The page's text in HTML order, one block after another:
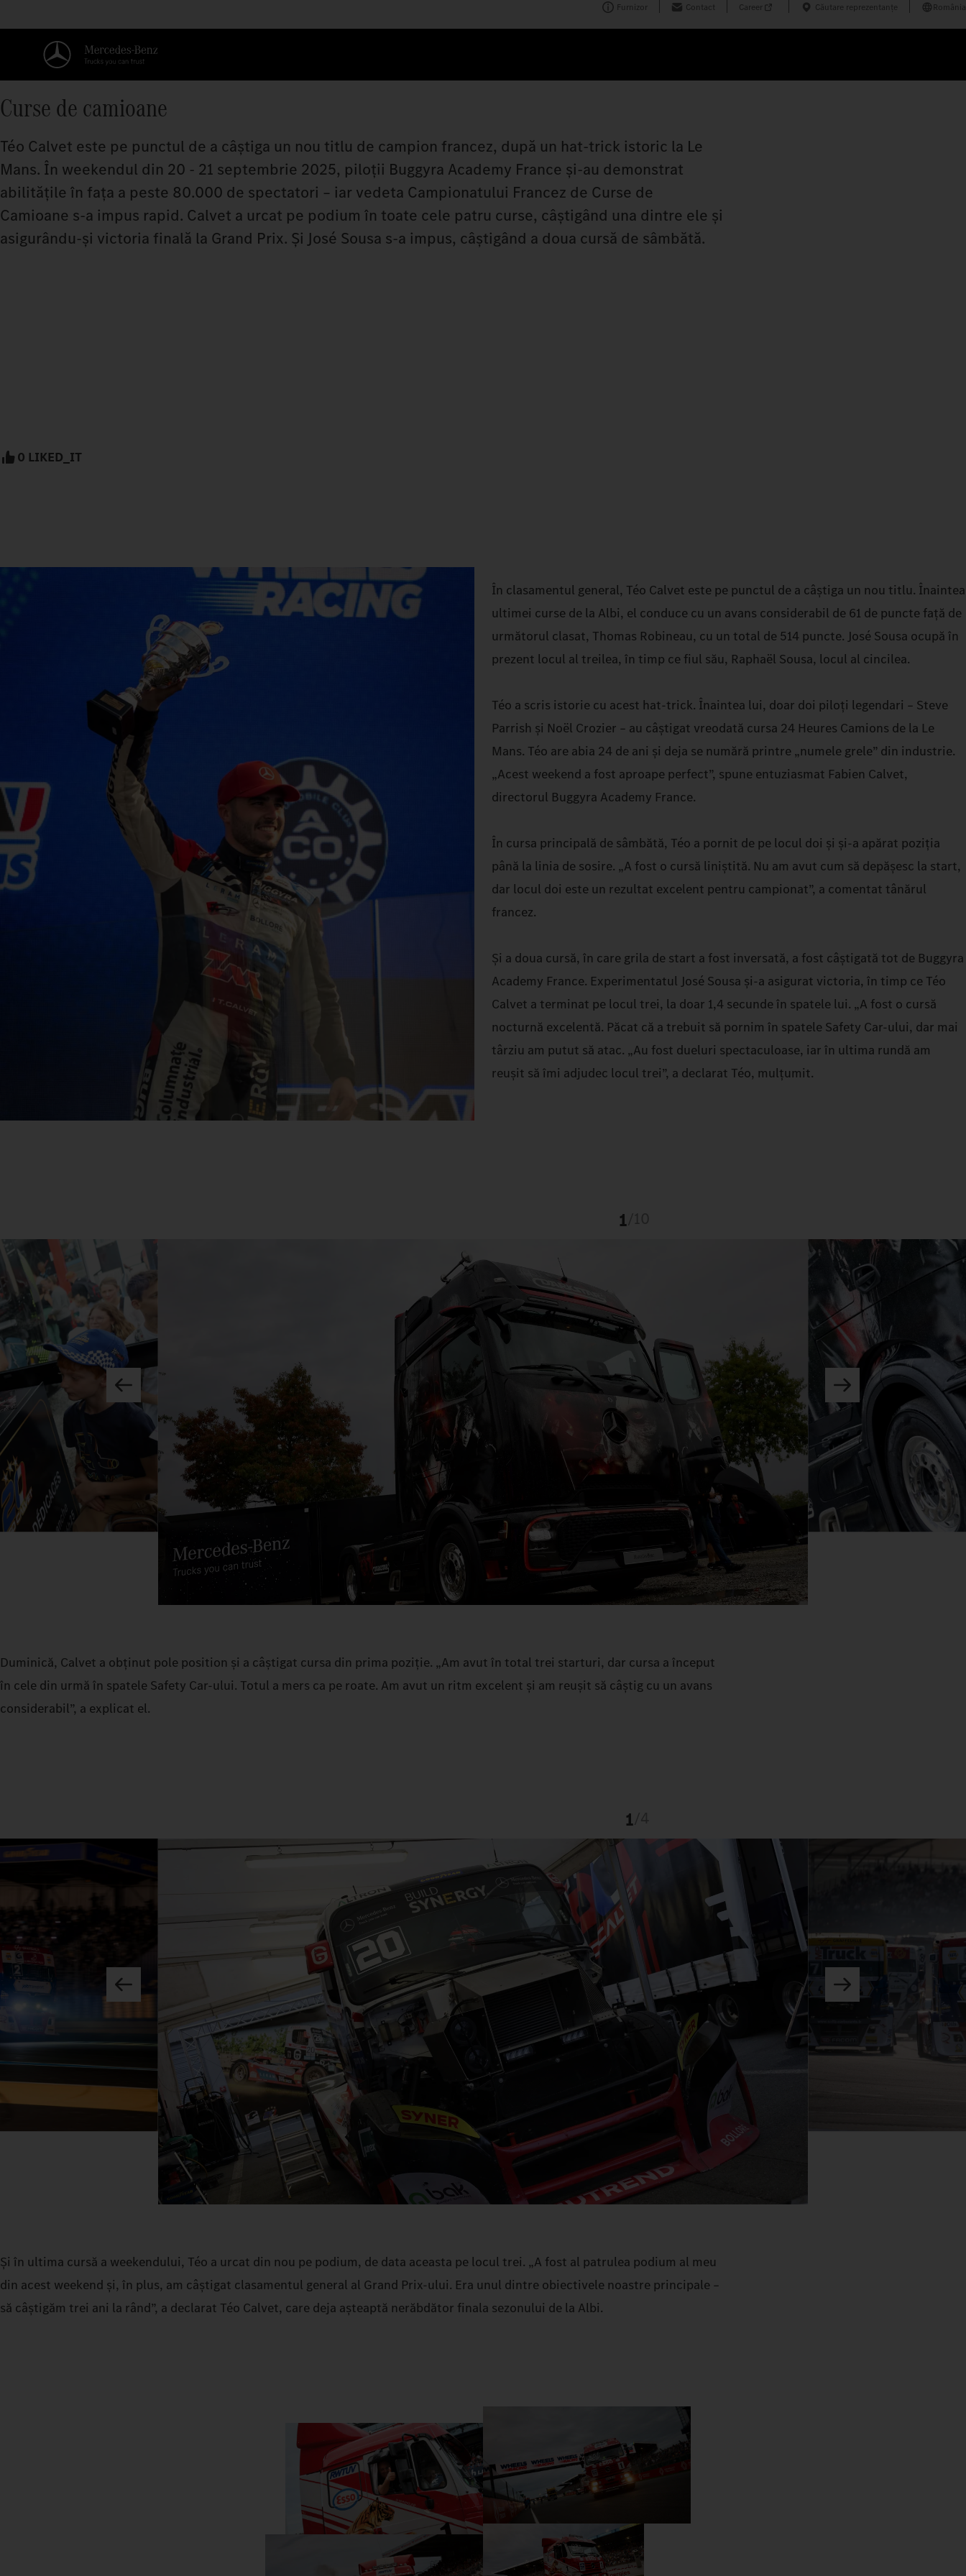
Furnizor Contact Career Căutare reprezentanțe România
Curse de camioane
Téo Calvet este pe punctul de a câștiga un nou titlu de campion francez, după un hat-trick istoric la Le
Mans. În weekendul din 20 - 21 septembrie 2025, piloții Buggyra Academy France și-au demonstrat
abilitățile în fața a peste 80.000 de spectatori – iar vedeta Campionatului Francez de Curse de
Camioane s-a impus rapid. Calvet a urcat pe podium în toate cele patru curse, câștigând una dintre ele și
asigurându-și victoria finală la Grand Prix. Și José Sousa s-a impus, câștigând a doua cursă de sâmbătă.
0 LIKED_IT
În clasamentul general, Téo Calvet este pe punctul de a câștiga un nou titlu. Înaintea
ultimei curse de la Albi, el conduce cu un avans considerabil de 61 de puncte față de
următorul clasat, Thomas Robineau, cu un total de 514 puncte. José Sousa ocupă în
prezent locul al treilea, în timp ce fiul său, Raphaël Sousa, locul al cincilea.
Téo a scris istorie cu acest hat-trick. Înaintea lui, doar doi piloți legendari – Steve
Parrish și Noël Crozier – au câștigat vreodată cursa 24 Heures Camions de la Le
Mans. Téo are abia 24 de ani și deja se numără printre „numele grele” din industrie.
„Acest weekend a fost aproape perfect”, spune entuziasmat Fabien Calvet,
directorul Buggyra Academy France.
În cursa principală de sâmbătă, Téo a pornit de pe locul doi și și-a apărat poziția
până la linia de sosire. „A fost o cursă liniștită. Nu am avut cum să depășesc la start,
dar locul doi este un rezultat excelent pentru campionat”, a comentat tânărul
francez.
Și a doua cursă, în care grila de start a fost inversată, a fost câștigată tot de Buggyra
Academy France. Experimentatul José Sousa și-a asigurat victoria, în timp ce Téo
Calvet a terminat pe locul trei, la doar 1,4 secunde în spatele lui. „A fost o cursă
nocturnă excelentă. Păcat că a trebuit să pornim în spatele Safety Car-ului, dar mai
târziu am putut să atac. „Au fost dueluri spectaculoase, iar în ultima rundă am
reușit să îmi adjudec locul trei”, a declarat Téo, mulțumit.
1
Duminică, Calvet a obținut pole position și a câștigat cursa din prima poziție. „Am avut în total trei starturi, dar cursa a început
în cele din urmă în spatele Safety Car-ului. Totul a mers ca pe roate. Am avut un ritm excelent și am reușit să câștig cu un avans
considerabil”, a explicat el.
1
Și în ultima cursă a weekendului, Téo a urcat din nou pe podium, de data aceasta pe locul trei. „A fost al patrulea podium al meu
din acest weekend și, în plus, am câștigat clasamentul general al Grand Prix-ului. Era unul dintre obiectivele noastre principale –
să câștigăm trei ani la rând”, a declarat Téo Calvet, care deja așteaptă nerăbdător finala sezonului de la Albi.